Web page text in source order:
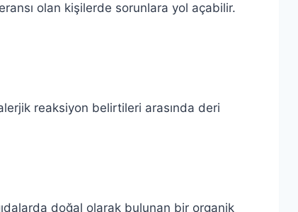
olan kişilerde sorunlara yol açabilir.
reaksiyon belirtileri arasında deri
doğal olarak bulunan bir organik